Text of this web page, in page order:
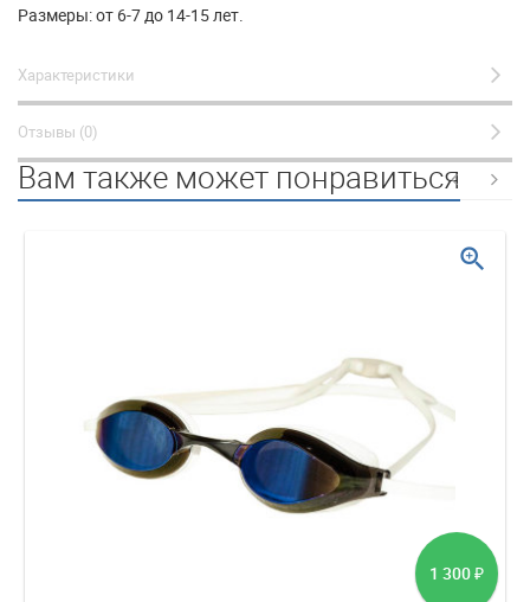
Размеры: от 6-7 до 14-15 лет.
Характеристики
Отзывы (0)
Вам также может понравиться
1 300 ₽
zoom_in